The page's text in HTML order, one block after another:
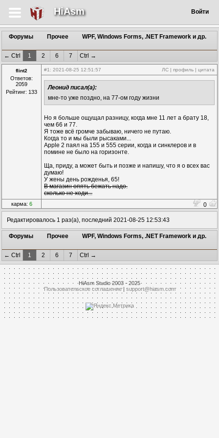
HiAsm Войти
Форумы Прочее WPF, Windows Forms, .NET Framework и др.
← Ctrl 1 2 6 7 Ctrl →
flint2
Ответов:
2059
Рейтинг: 133
#1 : 2021-08-25 12:51:57 ЛС | профиль | цитата
Леонид писал(а):
мне-то уже поздно, на 77-ом году жизни
Но я больше ощущал разницу, когда мне 11 лет а брату 18,
чем 66 и 77.
Я тоже всё громче забываю, ничего не путаю.
Когда то и мы были рысаками...
Apple 2 паял на 155 и 555 серии, когда и синклеров и в
помине не было на горизонте.
Ща, приду, а может быть и позже и напишу, что я о всех вас
думаю!
У жены день рожденья, 65!
В магазин опять бежать надо.
сколько не ходи...
карма: 6 0
Редактировалось 1 раз(а), последний 2021-08-25 12:53:43
Форумы Прочее WPF, Windows Forms, .NET Framework и др.
← Ctrl 1 2 6 7 Ctrl →
HiAsm Studio 2003 - 2025
Пользовательское соглашение| support@hiasm.com